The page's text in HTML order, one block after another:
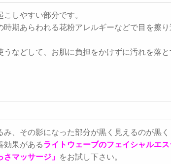
しやすい部分です。
期あらわれる花粉アレルギーなどで目を擦
などして、お肌に負担をかけずに汚れを落
、その影になった部分が黒く見えるのが黒く
効果があるライトウェーブのフェイシャルエ
マッサージ」 をお試し下さい。